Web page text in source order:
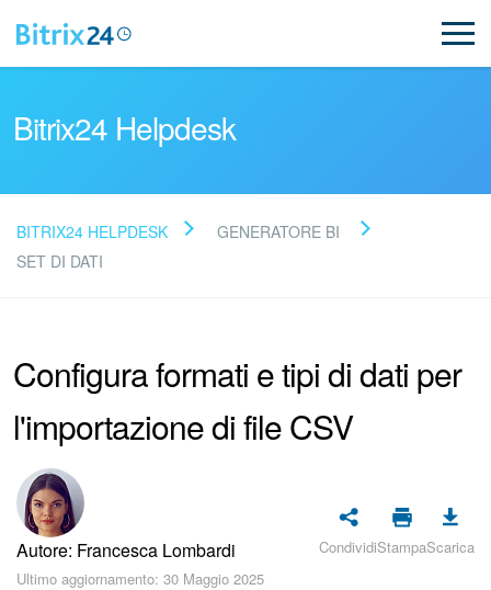
Leggi le domande frequenti
Supporto Bitrix24
Registrazione e accesso
Piani e pagamento
Sicurezza in Bitrix24
Bitrix24 Helpdesk
BITRIX24 HELPDESK
GENERATORE BI
SET DI DATI
Configura formati e tipi di dati per
l'importazione di file CSV
Autore: Francesca Lombardi
Ultimo aggiornamento: 30 Maggio 2025
CondividiStampaScarica